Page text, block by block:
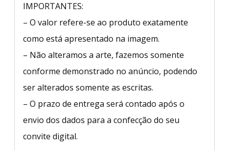
IMPORTANTES:
– O valor refere-se ao produto exatamente
como está apresentado na imagem.
– Não alteramos a arte, fazemos somente
conforme demonstrado no anúncio, podendo
ser alterados somente as escritas.
– O prazo de entrega será contado após o
envio dos dados para a confecção do seu
convite digital.